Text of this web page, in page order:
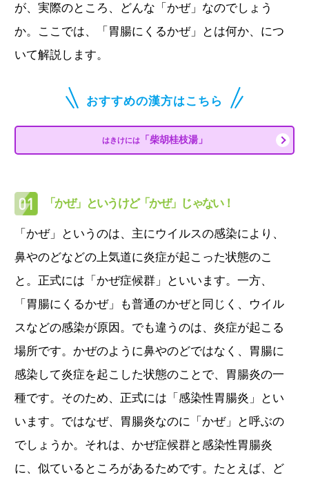
が、実際のところ、どんな「かぜ」なのでしょう
か。ここでは、「胃腸にくるかぜ」とは何か、につ
いて解説します。
おすすめの漢方はこちら
はきけには「柴胡桂枝湯」
「かぜ」というけど「かぜ」じゃない！
「かぜ」というのは、主にウイルスの感染により、
鼻やのどなどの上気道に炎症が起こった状態のこ
と。正式には「かぜ症候群」といいます。一方、
「胃腸にくるかぜ」も普通のかぜと同じく、ウイル
スなどの感染が原因。でも違うのは、炎症が起こる
場所です。かぜのように鼻やのどではなく、胃腸に
感染して炎症を起こした状態のことで、胃腸炎の一
種です。そのため、正式には「感染性胃腸炎」とい
います。ではなぜ、胃腸炎なのに「かぜ」と呼ぶの
でしょうか。それは、かぜ症候群と感染性胃腸炎
に、似ているところがあるためです。たとえば、ど